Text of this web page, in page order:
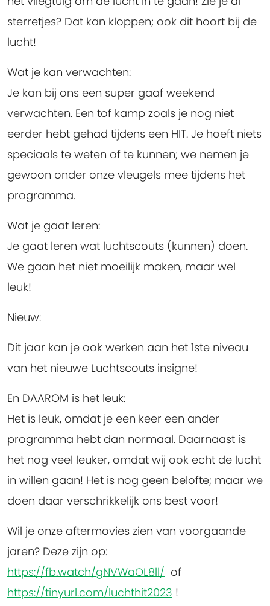
sterretjes? Dat kan kloppen; ook dit hoort bij de
lucht!
Wat je kan verwachten:
Je kan bij ons een super gaaf weekend
verwachten. Een tof kamp zoals je nog niet
eerder hebt gehad tijdens een HIT. Je hoeft niets
speciaals te weten of te kunnen; we nemen je
gewoon onder onze vleugels mee tijdens het
programma.
Wat je gaat leren:
Je gaat leren wat luchtscouts (kunnen) doen.
We gaan het niet moeilijk maken, maar wel
leuk!
Nieuw:
Dit jaar kan je ook werken aan het 1ste niveau
van het nieuwe Luchtscouts insigne!
En DAAROM is het leuk:
Het is leuk, omdat je een keer een ander
programma hebt dan normaal. Daarnaast is
het nog veel leuker, omdat wij ook echt de lucht
in willen gaan! Het is nog geen belofte; maar we
doen daar verschrikkelijk ons best voor!
Wil je onze aftermovies zien van voorgaande
jaren? Deze zijn op:
https://fb.watch/gNVWaOL8ll/ of
https://tinyurl.com/luchthit2023 !